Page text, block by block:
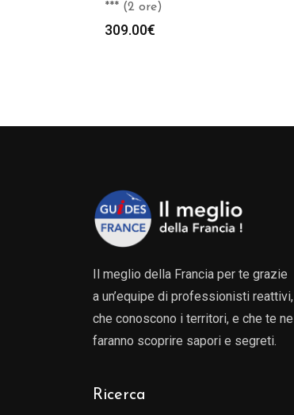
*** (2 ore)
309.00€
Il meglio della Francia per te grazie
a un’equipe di professionisti reattivi,
che conoscono i territori, e che te ne
faranno scoprire sapori e segreti.
Ricerca